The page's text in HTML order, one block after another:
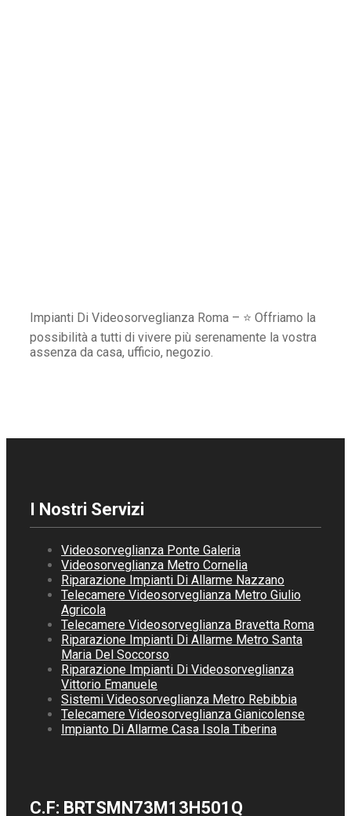
Impianti Di Videosorveglianza Roma – ⭐ Offriamo la
possibilità a tutti di vivere più serenamente la vostra
assenza da casa, ufficio, negozio.
I Nostri Servizi
Videosorveglianza Ponte Galeria
Videosorveglianza Metro Cornelia
Riparazione Impianti Di Allarme Nazzano
Telecamere Videosorveglianza Metro Giulio
Agricola
Telecamere Videosorveglianza Bravetta Roma
Riparazione Impianti Di Allarme Metro Santa
Maria Del Soccorso
Riparazione Impianti Di Videosorveglianza
Vittorio Emanuele
Sistemi Videosorveglianza Metro Rebibbia
Telecamere Videosorveglianza Gianicolense
Impianto Di Allarme Casa Isola Tiberina
C.F: BRTSMN73M13H501Q